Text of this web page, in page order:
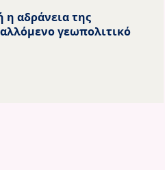
η αδράνεια της
γεωπολιτικό